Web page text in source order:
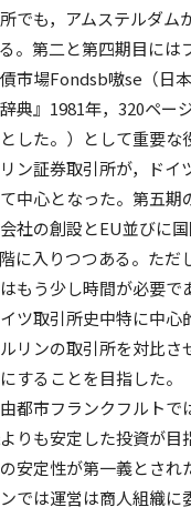
でも，アムステルダム
。第二と第四期目には
市場Fondsb嗷se（日
辞典』1981年，320ペー
した。）として重要な
ン証券取引所が，ドイ
中心となった。第五期
社の創設とEU並びに
に入りつつある。ただ
もう少し時間が必要で
ツ取引所史中特に中心
リンの取引所を対比さ
することを目指した。
都市フランクフルトで
りも安定した投資が目
安定性が第一義とされ
では運営は商人組織に